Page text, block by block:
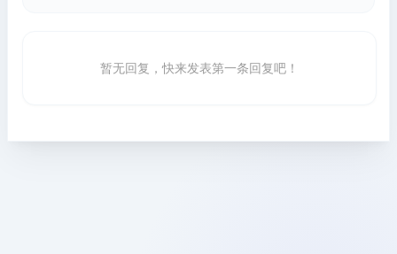
暂无回复，快来发表第一条回复吧！